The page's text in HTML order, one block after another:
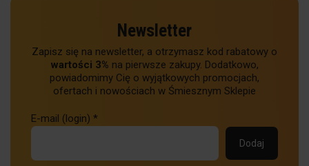
Newsletter
Zapisz się na newsletter, a otrzymasz kod rabatowy o
wartości 3% na pierwsze zakupy. Dodatkowo,
powiadomimy Cię o wyjątkowych promocjach,
ofertach i nowościach w Śmiesznym Sklepie
E-mail (login) *